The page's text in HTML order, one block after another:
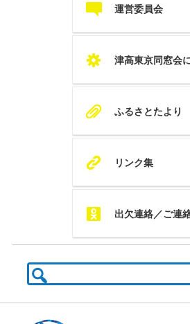
c 運営委員会
S 津高東京同窓会
A ふるさとたより
K リンク集
Q 出欠連絡／ご連
検
索: